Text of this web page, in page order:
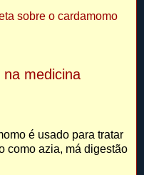
sobre o cardamomo
medicina
é usado para tratar
como azia, má digestão